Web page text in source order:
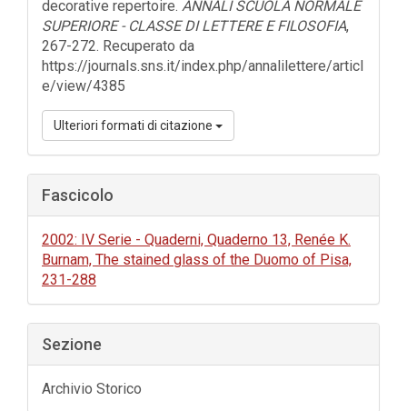
decorative repertoire. ANNALI SCUOLA NORMALE
SUPERIORE - CLASSE DI LETTERE E FILOSOFIA,
267-272. Recuperato da
https://journals.sns.it/index.php/annalilettere/articl
e/view/4385
Ulteriori formati di citazione
Fascicolo
2002: IV Serie - Quaderni, Quaderno 13, Renée K.
Burnam, The stained glass of the Duomo of Pisa,
231-288
Sezione
Archivio Storico